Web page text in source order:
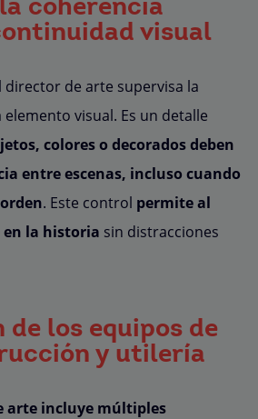
coherencia
visual
director de arte supervisa la
visual. Es un detalle
colores o decorados deben
entre escenas, incluso cuando
. Este control permite al
en la historia sin distracciones
de los equipos de
y utilería
arte incluye múltiples